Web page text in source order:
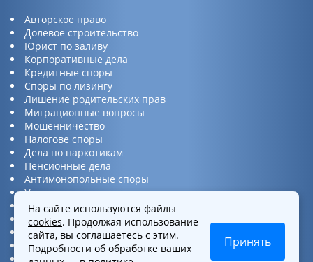
Авторское право
Долевое строительство
Юрист по заливу
Корпоративные дела
Кредитные споры
Споры по лизингу
Лишение родительских прав
Миграционные вопросы
Мошенничество
Налогове споры
Дела по наркотикам
Пенсионные дела
Антимонопольные споры
Услуги адвокатов и юристов
Юридическая консультация
Споры по ДТП
Защита прав потребителей
Услуги по бизнес вопросам
Интеллектуальная собственность
На сайте используются файлы
cookies. Продолжая использование
сайта, вы соглашаетесь с этим.
Подробности об обработке ваших
Принять